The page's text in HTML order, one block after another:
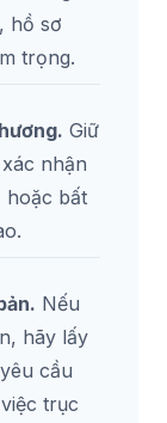
hồ sơ
trọng.
Giữ
nhận
hoặc bất
Nếu
hãy lấy
cầu
trục